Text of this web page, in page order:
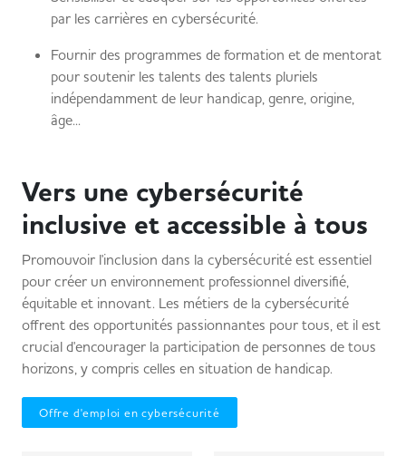
par les carrières en cybersécurité.
Fournir des programmes de formation et de mentorat
pour soutenir les talents des talents pluriels
indépendamment de leur handicap, genre, origine,
âge...
Vers une cybersécurité
inclusive et accessible à tous
Promouvoir l'inclusion dans la cybersécurité est essentiel
pour créer un environnement professionnel diversifié,
équitable et innovant. Les métiers de la cybersécurité
offrent des opportunités passionnantes pour tous, et il est
crucial d'encourager la participation de personnes de tous
horizons, y compris celles en situation de handicap.
Offre d'emploi en cybersécurité